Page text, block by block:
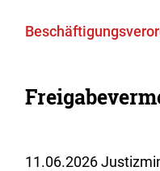
11.06.2026